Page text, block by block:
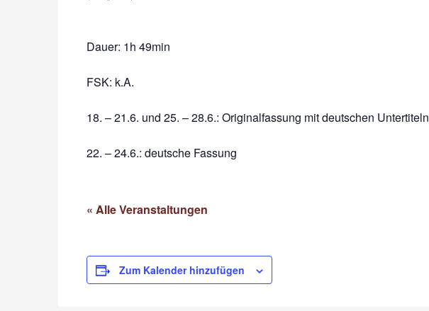
Dauer: 1h 49min
FSK: k.A.
18. – 21.6. und 25. – 28.6.: Originalfassung mit deutschen Untertiteln
22. – 24.6.: deutsche Fassung
« Alle Veranstaltungen
Zum Kalender hinzufügen